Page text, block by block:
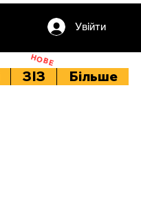
Увійти
НОВЕ
ЗІЗ Більше